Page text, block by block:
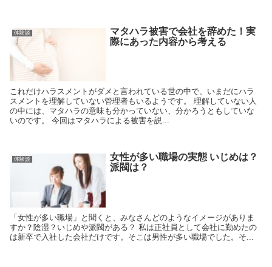
体験談
マタハラ被害で会社を辞めた！実
際にあった内容から考える
これだけハラスメントがダメと言われている世の中で、いまだにハラ
スメントを理解していない管理者もいるようです。 理解していない人
の中には、マタハラの意味も分かっていない、分かろうともしていな
いのです。 今回はマタハラによる被害を説...
体験談
女性が多い職場の実態 いじめは？
派閥は？
「女性が多い職場」と聞くと、みなさんどのようなイメージがありま
すか？陰湿？いじめや派閥がある？ 私は正社員として会社に勤めたの
は新卒で入社した会社だけです。そこは男性が多い職場でした。そ...